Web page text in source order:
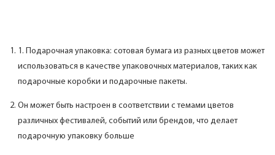
1. Подарочная упаковка: сотовая бумага из разных цветов может
использоваться в качестве упаковочных материалов, таких как
подарочные коробки и подарочные пакеты.
Он может быть настроен в соответствии с темами цветов
различных фестивалей, событий или брендов, что делает
подарочную упаковку больше